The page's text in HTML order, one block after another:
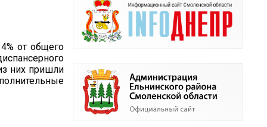
от общего
них пришли